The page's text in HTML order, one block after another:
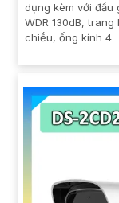
dụng kèm với đầu
WDR 130dB,
chiều, ống kính 4